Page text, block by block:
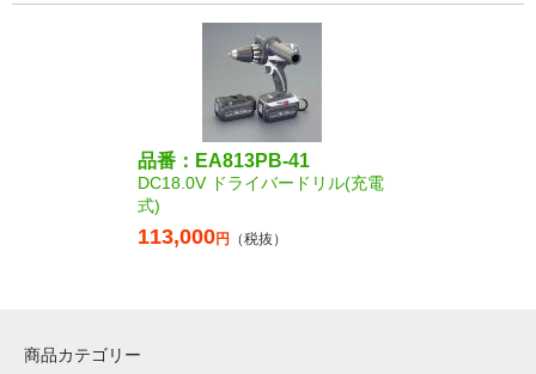
品番：EA813PB-41
DC18.0V ドライバードリル(充電
式)
113,000円 （税抜）
商品カテゴリー